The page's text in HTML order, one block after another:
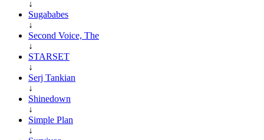
↓
Sugababes
↓
Second Voice, The
↓
STARSET
↓
Serj Tankian
↓
Shinedown
↓
Simple Plan
↓